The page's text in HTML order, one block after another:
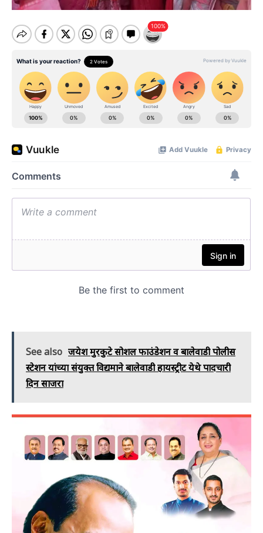
See also जयेश मुरकुटे सोशल फाउंडेशन व बालेवाडी पोलीस
स्टेशन यांच्या संयुक्त विद्यमाने बालेवाडी हायस्ट्रीट येथे पादचारी
दिन साजरा